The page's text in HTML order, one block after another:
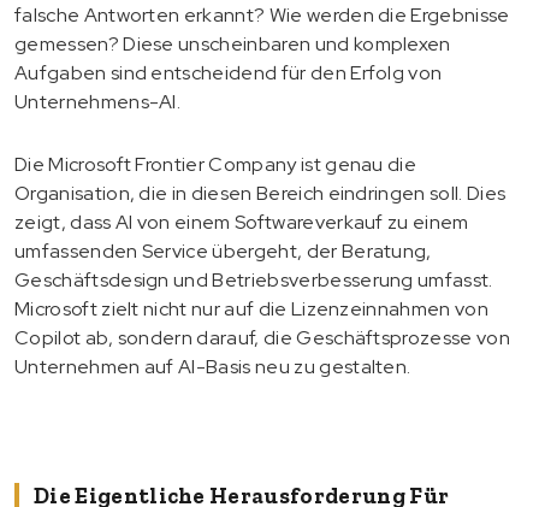
falsche Antworten erkannt? Wie werden die Ergebnisse
gemessen? Diese unscheinbaren und komplexen
Aufgaben sind entscheidend für den Erfolg von
Unternehmens-AI.
Die Microsoft Frontier Company ist genau die
Organisation, die in diesen Bereich eindringen soll. Dies
zeigt, dass AI von einem Softwareverkauf zu einem
umfassenden Service übergeht, der Beratung,
Geschäftsdesign und Betriebsverbesserung umfasst.
Microsoft zielt nicht nur auf die Lizenzeinnahmen von
Copilot ab, sondern darauf, die Geschäftsprozesse von
Unternehmen auf AI-Basis neu zu gestalten.
Die Eigentliche Herausforderung Für